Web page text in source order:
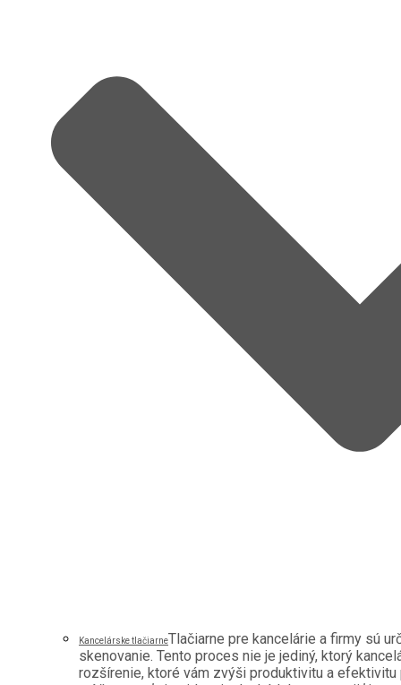
Kancelárske tlačiarneTlačiarne pre kancelárie a firmy sú
skenovanie. Tento proces nie je jediný, ktorý
rozšírenie, ktoré vám zvýši produktivitu a efektivitu